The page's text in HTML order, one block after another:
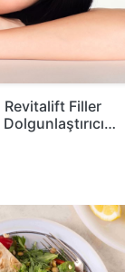
Revitalift Filler